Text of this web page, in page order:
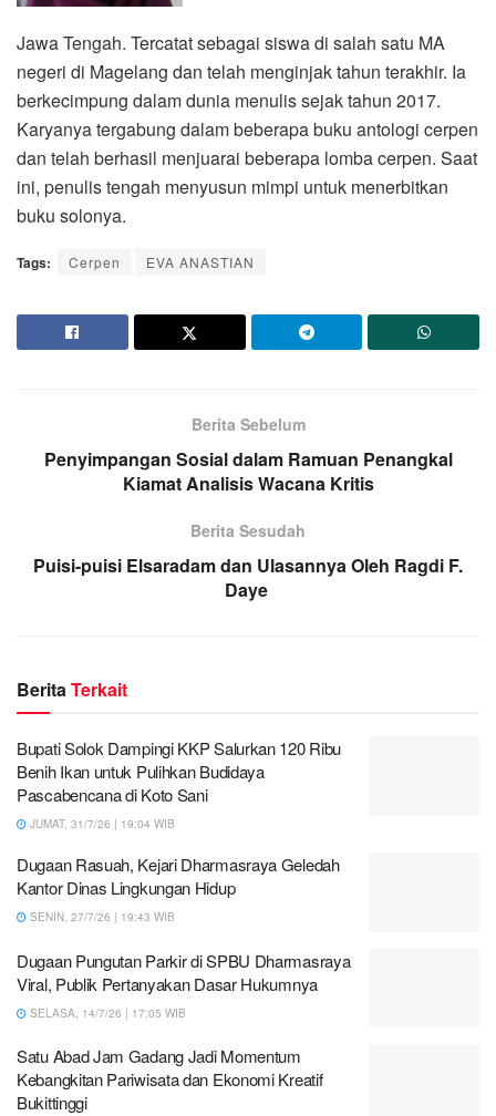
Jawa Tengah. Tercatat sebagai siswa di salah satu MA
negeri di Magelang dan telah menginjak tahun terakhir. Ia
berkecimpung dalam dunia menulis sejak tahun 2017.
Karyanya tergabung dalam beberapa buku antologi cerpen
dan telah berhasil menjuarai beberapa lomba cerpen. Saat
ini, penulis tengah menyusun mimpi untuk menerbitkan
buku solonya.
Tags: Cerpen EVA ANASTIAN
Berita Sebelum
Penyimpangan Sosial dalam Ramuan Penangkal
Kiamat Analisis Wacana Kritis
Berita Sesudah
Puisi-puisi Elsaradam dan Ulasannya Oleh Ragdi F.
Daye
BeritaTerkait
Bupati Solok Dampingi KKP Salurkan 120 Ribu
Benih Ikan untuk Pulihkan Budidaya
Pascabencana di Koto Sani
JUMAT, 31/7/26 | 19:04 WIB
Dugaan Rasuah, Kejari Dharmasraya Geledah
Kantor Dinas Lingkungan Hidup
SENIN, 27/7/26 | 19:43 WIB
Dugaan Pungutan Parkir di SPBU Dharmasraya
Viral, Publik Pertanyakan Dasar Hukumnya
SELASA, 14/7/26 | 17:05 WIB
Satu Abad Jam Gadang Jadi Momentum
Kebangkitan Pariwisata dan Ekonomi Kreatif
Bukittinggi